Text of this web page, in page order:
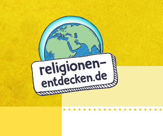
Direkt